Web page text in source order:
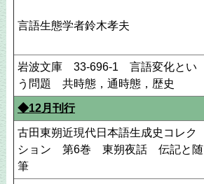
言語生態学者鈴木孝夫
岩波文庫 33-696-1 言語変化とい
う問題 共時態，通時態，歴史
◆12月刊行
古田東朔近現代日本語生成史コレク
ション 第6巻 東朔夜話 伝記と随
筆